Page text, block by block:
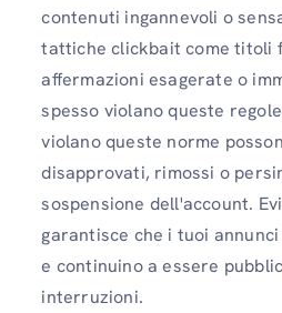
contenuti ingannevoli o
tattiche clickbait come titoli
affermazioni esagerate o
spesso violano queste
violano queste norme
disapprovati, rimossi o
sospensione dell'account.
garantisce che i tuoi
e continuino a essere
interruzioni.